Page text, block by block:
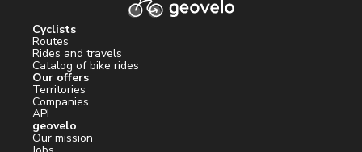
Cyclists
Routes
Rides and travels
Catalog of bike rides
Our offers
Territories
Companies
API
geovelo
Our mission